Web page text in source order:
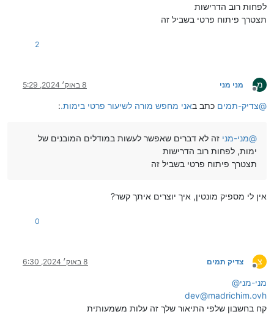
לפחות רוב הדרישות
תצטרך פיתוח פרטי בשביל זה
2
מ
מנותק
מני מני 8 באוק׳ 2024, 5:29
@צדיק-תמים כתב באני מחפש מורה לשיעור פרטי בימות.:
@מני-מני זה לא דברים שאפשר לעשות במודלים המובנים של
ימות, לפחות רוב הדרישות
תצטרך פיתוח פרטי בשביל זה
אין לי מספיק מונטין, איך יוצרים איתך קשר?
0
צ
מנותק
צדיק תמים 8 באוק׳ 2024, 6:30
@מני-מני
dev@madrichim.ovh
קח בחשבון שלפי התיאור שלך זה עלות משמעותית